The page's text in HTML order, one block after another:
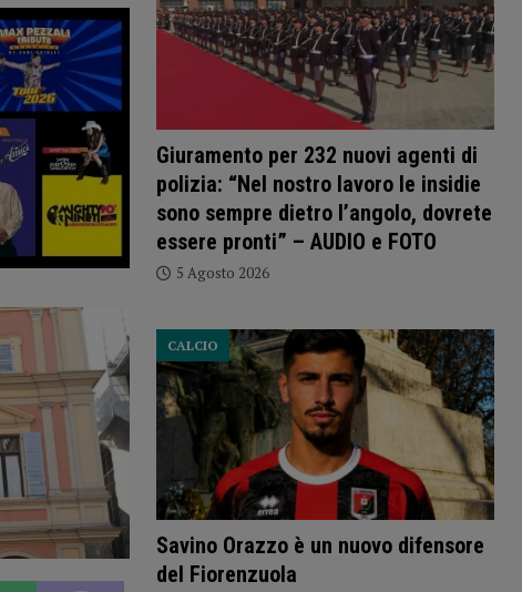
Giuramento per 232 nuovi agenti di
polizia: “Nel nostro lavoro le insidie
sono sempre dietro l’angolo, dovrete
essere pronti” – AUDIO e FOTO
5 Agosto 2026
Savino Orazzo è un nuovo difensore
del Fiorenzuola
CALCIO